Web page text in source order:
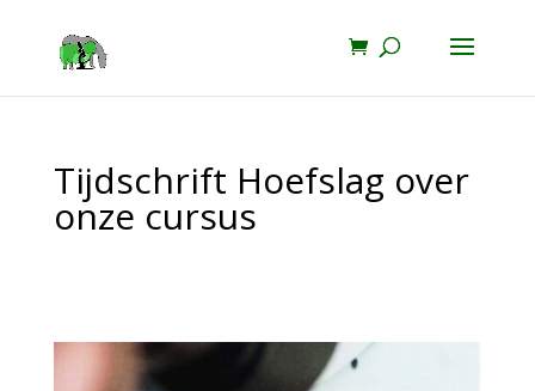
Tijdschrift Hoefslag over
onze cursus